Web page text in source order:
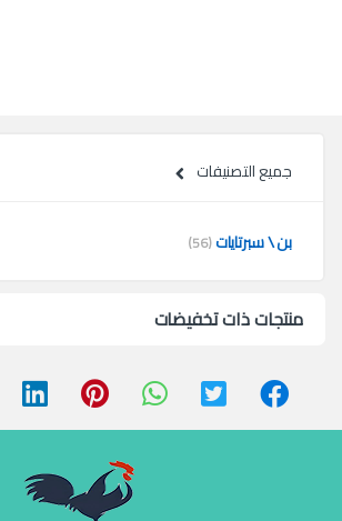
جميع التصنيفات
بن \ سبرتايات(56)
منتجات ذات تخفيضات